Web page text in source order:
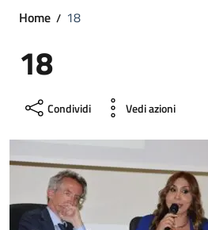
Home 18
18
Condividi Vedi azioni